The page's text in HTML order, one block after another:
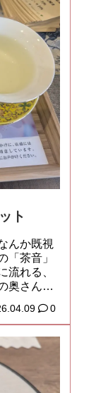
ト
んか既視
「茶音」
流れる、
奥さん
0